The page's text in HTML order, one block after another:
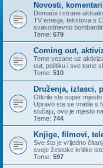
Novosti,
Domaće i strane
TV emisija, tekstova s
svakodnevno
Teme: 679
Coming out,
Teme vezane uz
out, politiku i sve tome
Teme: 510
Druženja, izlasci,
Otkrile ste super
Upravo ste se vratile s
slučaju, ovo je mjesto
Teme: 744
Knjige, filmovi,
Sve što je vrijedno
svoje žestoke kritike
Teme: 597